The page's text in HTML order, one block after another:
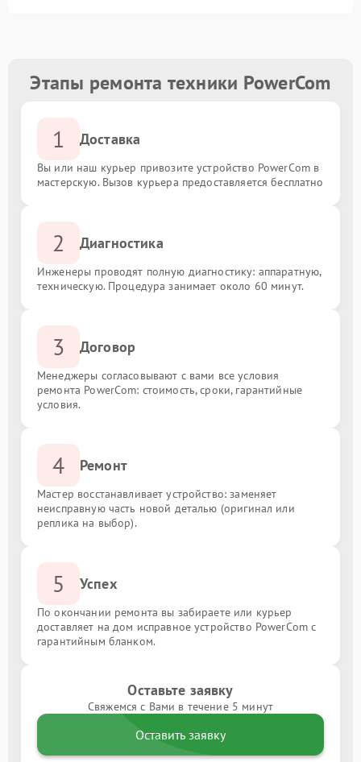
Этапы ремонта техники PowerCom
1 Доставка
Вы или наш курьер привозите устройство PowerCom в
мастерскую. Вызов курьера предоставляется бесплатно
2 Диагностика
Инженеры проводят полную диагностику: аппаратную,
техническую. Процедура занимает около 60 минут.
3 Договор
Менеджеры согласовывают с вами все условия
ремонта PowerCom: стоимость, сроки, гарантийные
условия.
4 Ремонт
Мастер восстанавливает устройство: заменяет
неисправную часть новой деталью (оригинал или
реплика на выбор).
5 Успех
По окончании ремонта вы забираете или курьер
доставляет на дом исправное устройство PowerCom с
гарантийным бланком.
Оставьте заявку
Свяжемся с Вами в течение 5 минут
Оставить заявку